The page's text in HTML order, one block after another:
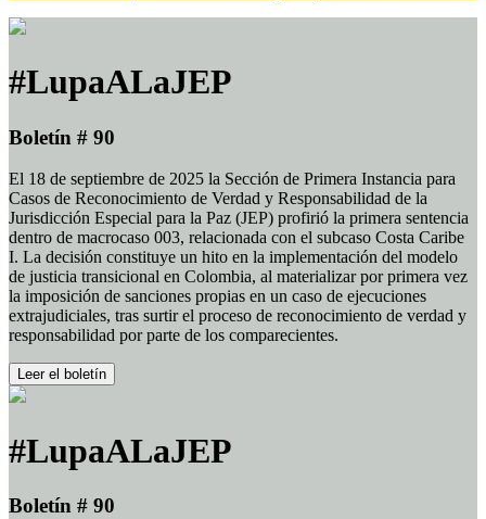
#LupaALaJEP
Boletín # 90
El 18 de septiembre de 2025 la Sección de Primera Instancia para
Casos de Reconocimiento de Verdad y Responsabilidad de la
Jurisdicción Especial para la Paz (JEP) profirió la primera sentencia
dentro de macrocaso 003, relacionada con el subcaso Costa Caribe
I. La decisión constituye un hito en la implementación del modelo
de justicia transicional en Colombia, al materializar por primera vez
la imposición de sanciones propias en un caso de ejecuciones
extrajudiciales, tras surtir el proceso de reconocimiento de verdad y
responsabilidad por parte de los comparecientes.
Leer el boletín
#LupaALaJEP
Boletín # 90